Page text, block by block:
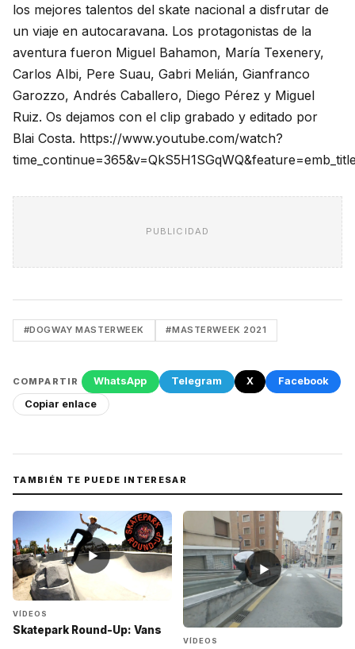
los mejores talentos del skate nacional a disfrutar de
un viaje en autocaravana. Los protagonistas de la
aventura fueron Miguel Bahamon, María Texenery,
Carlos Albi, Pere Suau, Gabri Melián, Gianfranco
Garozzo, Andrés Caballero, Diego Pérez y Miguel
Ruiz. Os dejamos con el clip grabado y editado por
Blai Costa. https://www.youtube.com/watch?
PUBLICIDAD
#DOGWAY MASTERWEEK #MASTERWEEK 2021
COMPARTIR WhatsApp Telegram X
Facebook
Copiar enlace
TAMBIÉN TE PUEDE INTERESAR
▶
VÍDEOS
Skatepark Round-Up: Vans
▶
VÍDEOS